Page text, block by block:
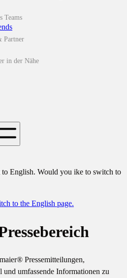
Teams
Partner
in der Nähe
to English. Would you ike to switch to
to the English page.
Pressemitteilungen,
und umfassende Informationen zu